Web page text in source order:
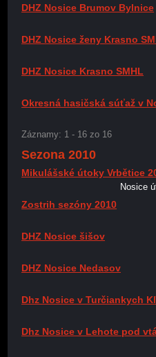
DHZ Nosice Brumov Bylnice
DHZ Nosice ženy Krasno
DHZ Nosice Krasno SMHL
Okresná hasičská súťaž v
Záznamy: 1 - 16 zo 16
Sezona 2010
Mikulášské útoky Vrbětice
Nosice
Zostrih sezóny 2010
DHZ Nosice šišov
DHZ Nosice Nedasov
Dhz Nosice v Turčiankych
Dhz Nosice v Lehote pod